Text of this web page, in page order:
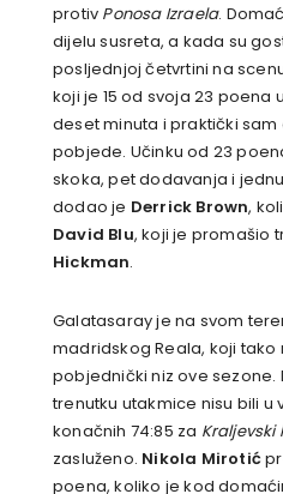
protiv Ponosa Izraela.
dijelu susreta, a kada su
posljednjoj četvrtini na
koji je 15 od svoja 23 poena
deset minuta i praktički
pobjede. Učinku od 23
skoka, pet dodavanja i jednu
dodao je Derrick Brown,
David Blu, koji je promašio
Hickman.
Galatasaray je na svom
madridskog Reala, koji tako
pobjednički niz ove sezone.
trenutku utakmice nisu bili u
konačnih 74:85 za Kraljevski
zasluženo. Nikola Mirotić
poena, koliko je kod